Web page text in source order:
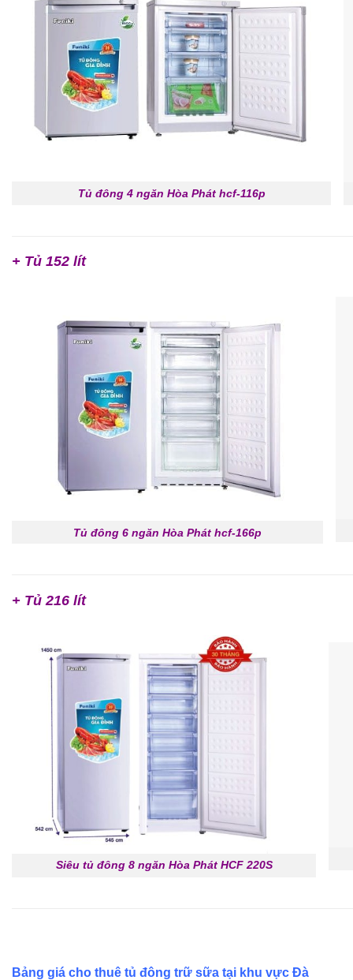
Tủ đông 4 ngăn Hòa Phát hcf-116p
+ Tủ 152 lít
Tủ đông 6 ngăn Hòa Phát hcf-166p
+ Tủ 216 lít
Siêu tủ đông 8 ngăn Hòa Phát HCF 220S
Bảng giá cho thuê tủ đông trữ sữa tại khu vực Đà